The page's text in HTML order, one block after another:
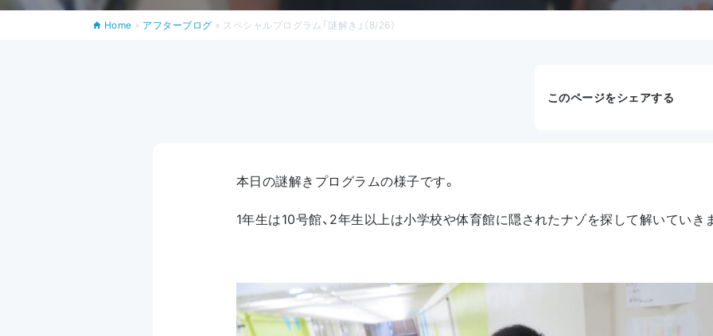
Home » アフターブログ » スペシャルプログラム「謎解き」（8/26）
このページをシェアする
本日の謎解きプログラムの様子です。
1年生は10号館、2年生以上は小学校や体育館に隠されたナゾを探して解いていき